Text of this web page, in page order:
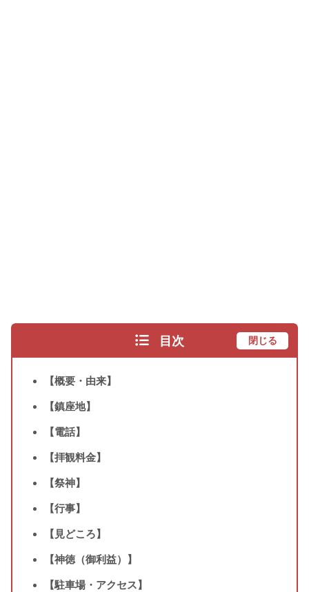
目次 閉じる
【概要・由来】
【鎮座地】
【電話】
【拝観料金】
【祭神】
【行事】
【見どころ】
【神徳（御利益）】
【駐車場・アクセス】